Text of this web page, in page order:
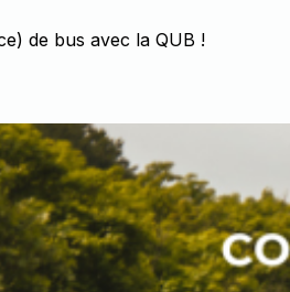
de bus avec la QUB !